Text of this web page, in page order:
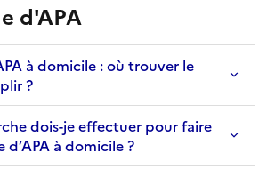
d'APA
à domicile : où trouver le
?
dois-je effectuer pour faire
d’APA à domicile ?